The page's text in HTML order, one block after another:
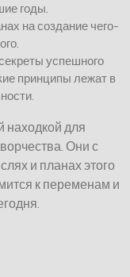
годы.
на создание чего-
успешного
принципы лежат в
находкой для
Они с
и планах этого
к переменам и